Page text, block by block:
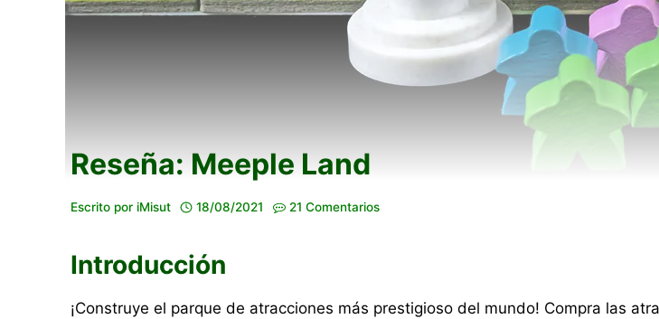
Reseña: Meeple Land
Escrito por iMisut 18/08/2021 21 Comentarios
Introducción
¡Construye el parque de atracciones más prestigioso del mundo! Compra las